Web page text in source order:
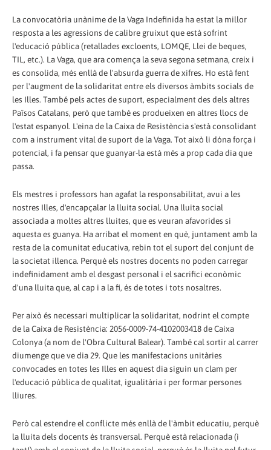
La convocatòria unànime de la Vaga Indefinida ha estat la millor
resposta a les agressions de calibre gruixut que està sofrint
l'educació pública (retallades excloents, LOMQE, Llei de beques,
TIL, etc.). La Vaga, que ara comença la seva segona setmana, creix i
es consolida, més enllà de l'absurda guerra de xifres. Ho està fent
per l'augment de la solidaritat entre els diversos àmbits socials de
les Illes. També pels actes de suport, especialment des dels altres
Països Catalans, però que també es produeixen en altres llocs de
l'estat espanyol. L'eina de la Caixa de Resistència s'està consolidant
com a instrument vital de suport de la Vaga. Tot això li dóna força i
potencial, i fa pensar que guanyar-la està més a prop cada dia que
passa.
Els mestres i professors han agafat la responsabilitat, avui a les
nostres Illes, d'encapçalar la lluita social. Una lluita social
associada a moltes altres lluites, que es veuran afavorides si
aquesta es guanya. Ha arribat el moment en què, juntament amb la
resta de la comunitat educativa, rebin tot el suport del conjunt de
la societat illenca. Perquè els nostres docents no poden carregar
indefinidament amb el desgast personal i el sacrifici econòmic
d'una lluita que, al cap i a la fi, és de totes i tots nosaltres.
Per això és necessari multiplicar la solidaritat, nodrint el compte
de la Caixa de Resistència: 2056-0009-74-4102003418 de Caixa
Colonya (a nom de l'Obra Cultural Balear). També cal sortir al carrer
diumenge que ve dia 29. Que les manifestacions unitàries
convocades en totes les Illes en aquest dia siguin un clam per
l'educació pública de qualitat, igualitària i per formar persones
lliures.
Però cal estendre el conflicte més enllà de l'àmbit educatiu, perquè
la lluita dels docents és transversal. Perquè està relacionada (i